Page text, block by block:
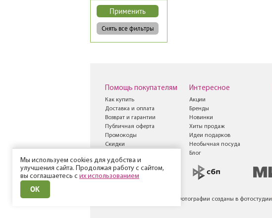
Помощь покупателям
Как купить
Доставка и оплата
Возврат и гарантии
Публичная оферта
Промокоды
Скидки
предложений
Интересное
Акции
Бренды
Новинки
Хиты продаж
Идеи подарков
Необычная посуда
Блог
Фотографии созданы в фотостудии
Мы используем cookies для удобства и
улучшения сайта. Продолжая работу с сайтом,
вы соглашаетесь с их использованием
ОК